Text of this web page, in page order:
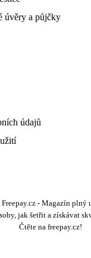
úvěry a půjčky
údajů
- Magazín
jak šetřit a získávat
Čtěte na freepay.cz!